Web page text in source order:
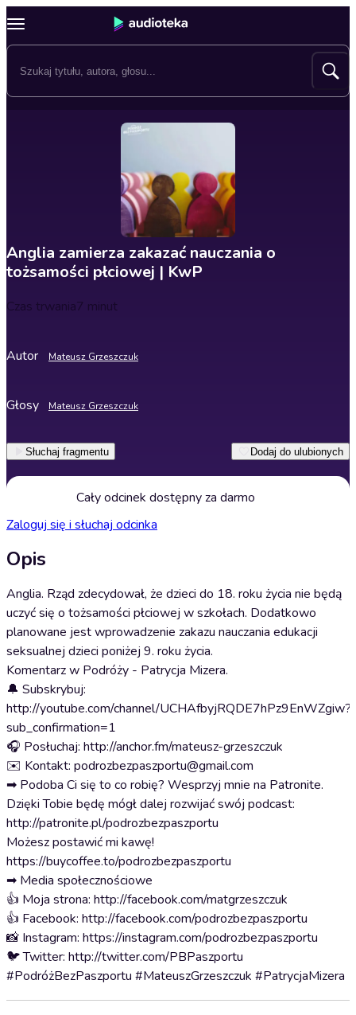
Anglia zamierza zakazać nauczania o
tożsamości płciowej | KwP
Czas trwania7 minut
Autor Mateusz Grzeszczuk
Głosy Mateusz Grzeszczuk
Słuchaj fragmentu Dodaj do ulubionych
Cały odcinek dostępny za darmo
Zaloguj się i słuchaj odcinka
Opis
Anglia. Rząd zdecydował, że dzieci do 18. roku życia nie będą
uczyć się o tożsamości płciowej w szkołach. Dodatkowo
planowane jest wprowadzenie zakazu nauczania edukacji
seksualnej dzieci poniżej 9. roku życia.
Komentarz w Podróży - Patrycja Mizera.
🔔 Subskrybuj:
http://youtube.com/channel/UCHAfbyjRQDE7hPz9EnWZgiw?
sub_confirmation=1
🎧 Posłuchaj: http://anchor.fm/mateusz-grzeszczuk
✉️ Kontakt: podrozbezpaszportu@gmail.com
➡ Podoba Ci się to co robię? Wesprzyj mnie na Patronite.
Dzięki Tobie będę mógł dalej rozwijać swój podcast:
http://patronite.pl/podrozbezpaszportu
Możesz postawić mi kawę!
https://buycoffee.to/podrozbezpaszportu
➡ Media społecznościowe
👍 Moja strona: http://facebook.com/matgrzeszczuk
👍 Facebook: http://facebook.com/podrozbezpaszportu
📸 Instagram: https://instagram.com/podrozbezpaszportu
🐦 Twitter: http://twitter.com/PBPaszportu
#PodróżBezPaszportu #MateuszGrzeszczuk #PatrycjaMizera